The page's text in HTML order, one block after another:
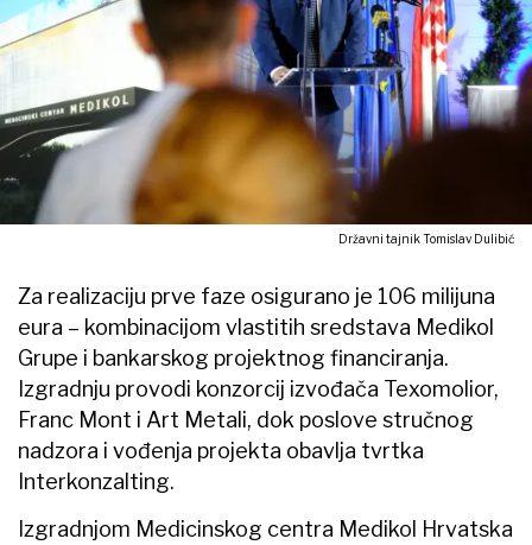
Državni tajnik Tomislav Dulibić
Za realizaciju prve faze osigurano je 106 milijuna
eura – kombinacijom vlastitih sredstava Medikol
Grupe i bankarskog projektnog financiranja.
Izgradnju provodi konzorcij izvođača Texomolior,
Franc Mont i Art Metali, dok poslove stručnog
nadzora i vođenja projekta obavlja tvrtka
Interkonzalting.
Izgradnjom Medicinskog centra Medikol Hrvatska